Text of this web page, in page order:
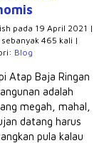
pada 19 April 2021 |
465 kali |
Blog
Atap Baja Ringan
adalah
megah, mahal,
datang harus
pula kalau